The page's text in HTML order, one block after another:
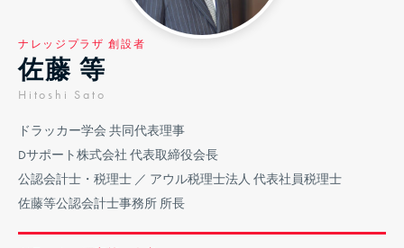
ナレッジプラザ 創設者
佐藤 等
Hitoshi Sato
ドラッカー学会 共同代表理事
Dサポート株式会社 代表取締役会長
公認会計士・税理士 ／ アウル税理士法人 代表社員税理士
佐藤等公認会計士事務所 所長